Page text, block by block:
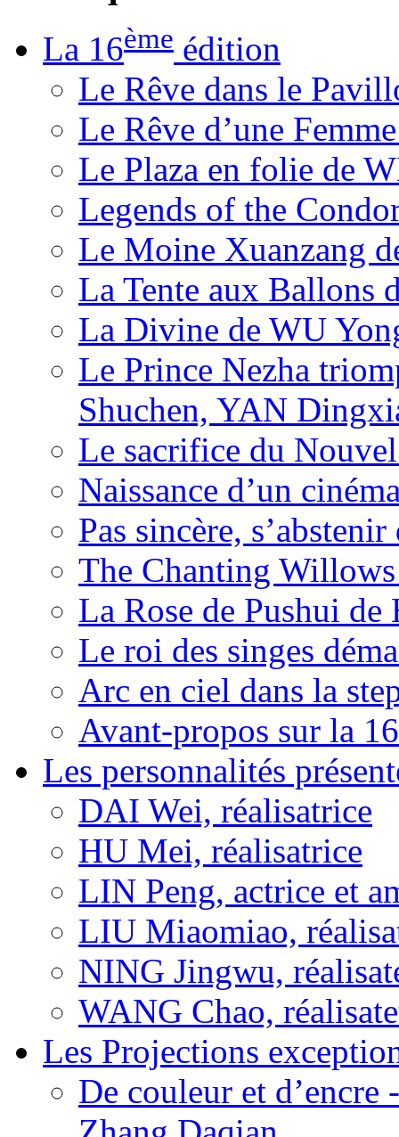
La 16ème édition
Le Rêve dans le
Le Rêve d’une
Le Plaza en folie de
Legends of the
Le Moine Xuanzang
La Tente aux Ballons
La Divine de WU
Le Prince Nezha
Shuchen, YAN
Le sacrifice du
Naissance d’un
Pas sincère,
The Chanting
La Rose de Pushui de
Le roi des singes
Arc en ciel dans la
Avant-propos sur la
Les personnalités
DAI Wei, réalisatrice
HU Mei, réalisatrice
LIN Peng, actrice et
LIU Miaomiao,
NING Jingwu,
WANG Chao,
Les Projections
De couleur et